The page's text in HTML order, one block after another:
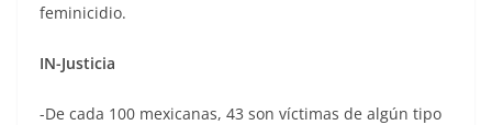
feminicidio.
IN-Justicia
-De cada 100 mexicanas, 43 son víctimas de algún tipo